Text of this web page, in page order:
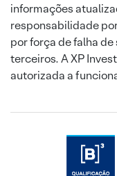
informações
responsabilidade
por força de falha
terceiros. A XP
autorizada a